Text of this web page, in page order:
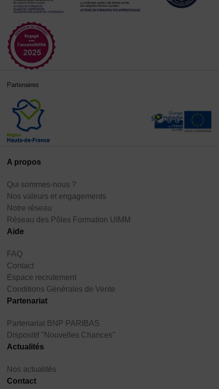
A propos
Qui sommes-nous ?
Nos valeurs et engagements
Notre réseau
Réseau des Pôles Formation UIMM
Aide
FAQ
Contact
Espace recrutement
Conditions Générales de Vente
Partenariat
Partenariat BNP PARIBAS
Dispositif "Nouvelles Chances"
Actualités
Nos actualités
Contact
Partenaires